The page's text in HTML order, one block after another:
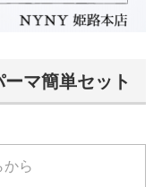
マ簡単セット
ら